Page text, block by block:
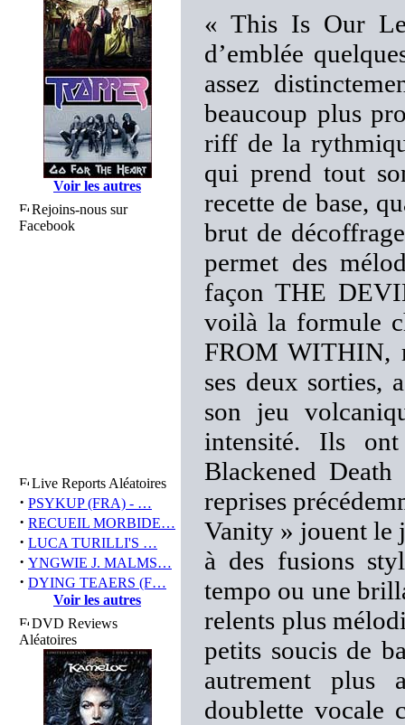
Voir les autres
Rejoins-nous sur
Facebook
Live Reports Aléatoires
· PSYKUP (FRA) - …
· RECUEIL MORBIDE…
· LUCA TURILLI'S …
· YNGWIE J. MALMS…
· DYING TEAERS (F…
Voir les autres
DVD Reviews
Aléatoires
« This Is Our
d’emblée
assez
beaucoup plus
riff de la
qui prend tout
recette de base,
brut de
permet des
façon THE
voilà la formule
FROM WITHIN,
ses deux sorties,
son jeu
intensité. Ils
Blackened
reprises
Vanity » jouent le
à des fusions
tempo ou une
relents plus
petits soucis de
autrement plus
doublette vocale